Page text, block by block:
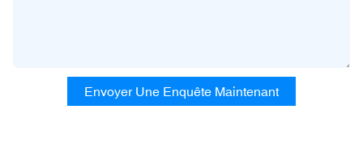
Envoyer Une Enquête Maintenant